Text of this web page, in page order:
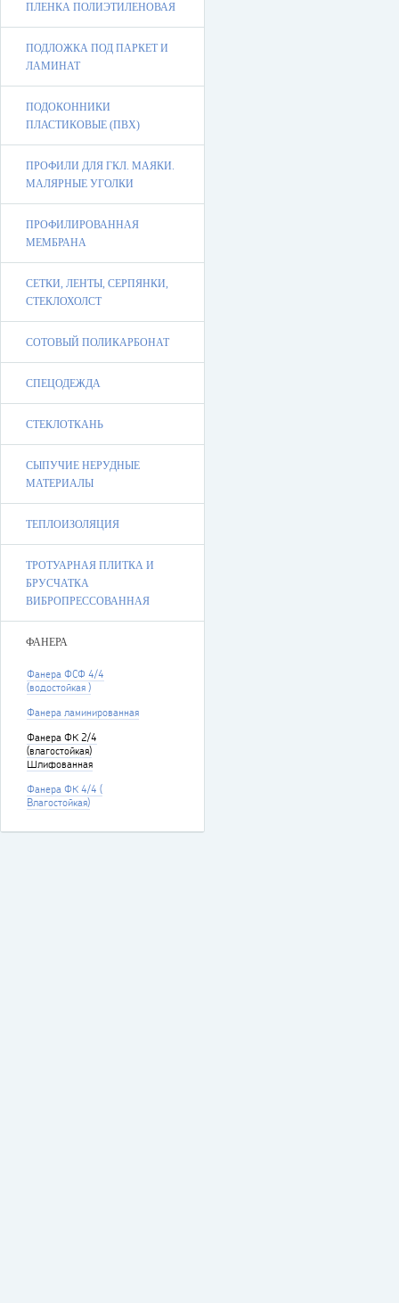
ПЛЕНКА ПОЛИЭТИЛЕНОВАЯ
ПОДЛОЖКА ПОД ПАРКЕТ И
ЛАМИНАТ
ПОДОКОННИКИ
ПЛАСТИКОВЫЕ (ПВХ)
ПРОФИЛИ ДЛЯ ГКЛ. МАЯКИ.
МАЛЯРНЫЕ УГОЛКИ
ПРОФИЛИРОВАННАЯ
МЕМБРАНА
СЕТКИ, ЛЕНТЫ, СЕРПЯНКИ,
СТЕКЛОХОЛСТ
СОТОВЫЙ ПОЛИКАРБОНАТ
СПЕЦОДЕЖДА
СТЕКЛОТКАНЬ
СЫПУЧИЕ НЕРУДНЫЕ
МАТЕРИАЛЫ
ТЕПЛОИЗОЛЯЦИЯ
ТРОТУАРНАЯ ПЛИТКА И
БРУСЧАТКА
ВИБРОПРЕССОВАННАЯ
ФАНЕРА
Фанера ФСФ 4/4
(водостойкая )
Фанера ламинированная
Фанера ФК 2/4
(влагостойкая)
Шлифованная
Фанера ФК 4/4 (
Влагостойкая)